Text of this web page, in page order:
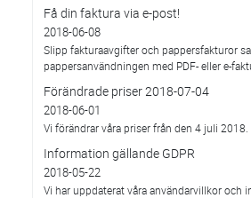
Få din faktura via e-post!
2018-06-08
Slipp fakturaavgifter och pappersfakturor
pappersanvändningen med PDF- eller e-
Förändrade priser 2018-07-04
2018-06-01
Vi förändrar våra priser från den 4 juli 2018.
Information gällande GDPR
2018-05-22
Vi har uppdaterat våra användarvillkor och